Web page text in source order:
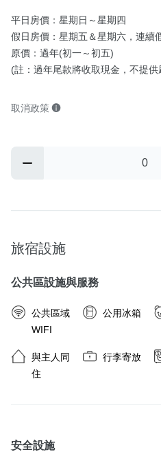
平日房價：星期日～星期四
假日房價：星期五＆星期六，連續
原價：過年(初一～初五)
(註：過年尾款將收取現金，不提供
取消政策
旅宿設施
公共區設施與服務
公共區域
WIFI
公用冰箱
與主人同
住
行李寄放
安全設施